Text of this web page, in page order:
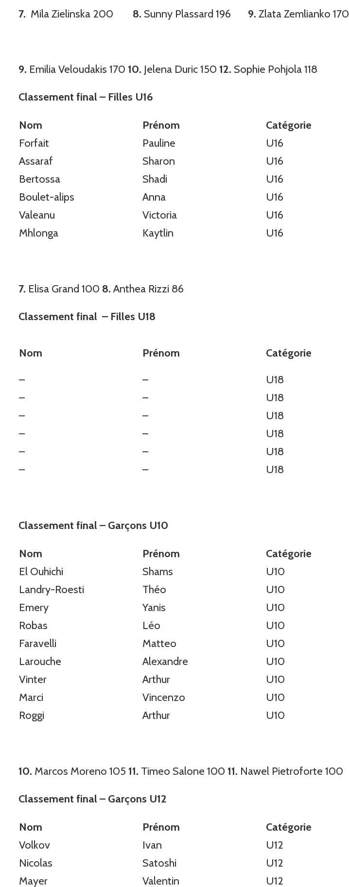
7. Mila Zielinska 200 8. Sunny Plassard 196 9. Zlata Zemlianko 170
9. Emilia Veloudakis 170 10. Jelena Duric 150 12. Sophie Pohjola 118
Classement final – Filles U16
Nom Prénom Catégorie
Forfait
Pauline U16
Assaraf
Sharon U16
Bertossa
Shadi U16
Boulet-alips
Anna U16
Valeanu
Victoria U16
Mhlonga
Kaytlin U16
7. Elisa Grand 100 8.Anthea Rizzi 86
Classement final – Filles U18
Nom Prénom Catégorie
– – U18
–
– U18
–
– U18
–
– U18
–
– U18
–
– U18
Classement final – Garçons U10
Nom Prénom Catégorie
El Ouhichi
Shams U10
Landry-Roesti
Théo U10
Emery
Yanis U10
Robas
Léo U10
Faravelli
Matteo U10
Larouche
Alexandre U10
Vinter
Arthur U10
Marci
Vincenzo U10
Roggi
Arthur U10
10. Marcos Moreno 105 11. Timeo Salone 100 11. Nawel Pietroforte 100
Classement final – Garçons U12
Nom Prénom Catégorie
Volkov
Ivan U12
Nicolas
Satoshi U12
Mayer
Valentin U12